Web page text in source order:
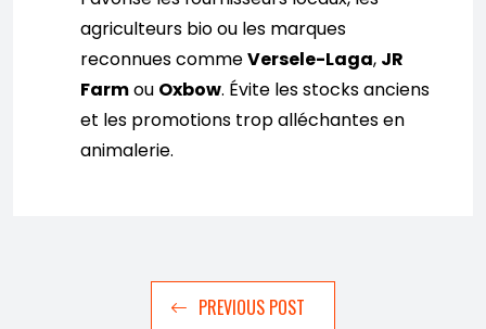
agriculteurs bio ou les marques
reconnues commeVersele-Laga, JR
Farmou Oxbow. Évite les stocks anciens
et les promotions trop alléchantes en
animalerie.
PREVIOUS POST